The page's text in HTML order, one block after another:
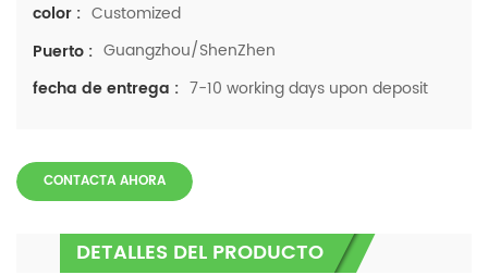
color : Customized
Puerto : Guangzhou/ShenZhen
fecha de entrega : 7-10 working days upon deposit
CONTACTA AHORA
DETALLES DEL PRODUCTO